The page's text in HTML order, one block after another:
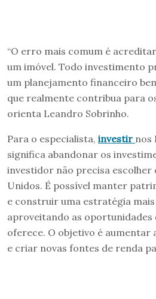
“O erro mais comum é
um imóvel. Todo investimento
um planejamento financeiro
que realmente contribua para
orienta Leandro Sobrinho.
Para o especialista, investir nos
significa abandonar os
investidor não precisa escolher
Unidos. É possível manter
e construir uma estratégia
aproveitando as oportunidades
oferece. O objetivo é aumentar
e criar novas fontes de renda